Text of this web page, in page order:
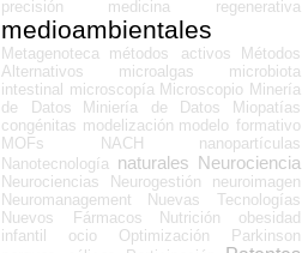
precisión
medicina regenerativa
medioambientales
Metagenoteca métodos activos
Métodos
Alternativos
microalgas
microbiota
intestinal microscopía Microscopio Minería
de Datos
Miniería de Datos
Miopatías
congénitas modelización modelo formativo
MOFs
NACH
nanopartículas
Nanotecnología naturales Neurociencia
Neurociencias Neurogestión
neuroimagen
Neuromanagement
Nuevas Tecnologías
Nuevos Fármacos
Nutrición
obesidad
infantil
ocio Optimización
Parkinson